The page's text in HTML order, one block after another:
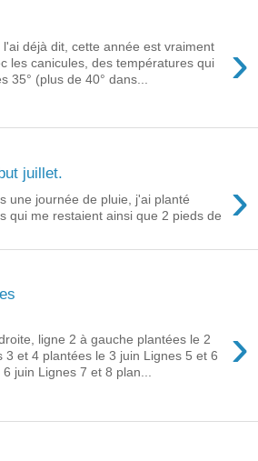
›
l'ai déjà dit, cette année est vraiment
les canicules, des températures qui
35° (plus de 40° dans...
juillet. ›
une journée de pluie, j'ai planté
qui me restaient ainsi que 2 pieds de
›
ligne 2 à gauche plantées le 2
3 et 4 plantées le 3 juin Lignes 5 et 6
juin Lignes 7 et 8 plan...